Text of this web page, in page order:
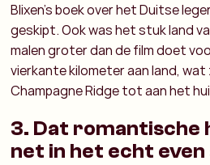
Blixen’s boek over het Duitse
geskipt. Ook was het stuk land
malen groter dan de film doet
vierkante kilometer aan land, wat
Champagne Ridge tot aan het
3. Dat romantische
net in het echt